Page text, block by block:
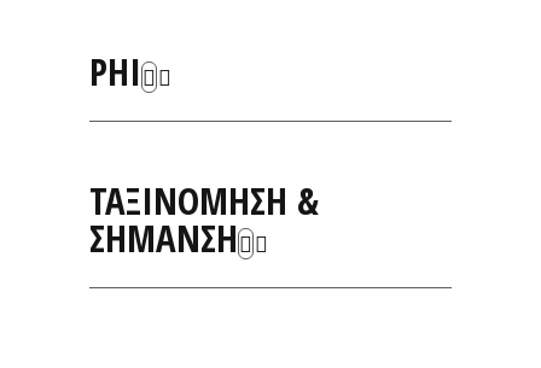
PHI
ΤΑΞΙΝΟΜΗΣΗ &
ΣΗΜΑΝΣΗ